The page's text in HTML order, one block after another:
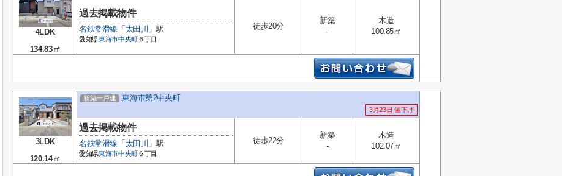
4LDK
134.83㎡
過去掲載物件
名鉄常滑線 「 太田川 」駅
愛知県東海市中央町 ６丁目
徒歩20分
新築
-
木造
100.85㎡
3LDK
120.14㎡
新築一戸建 東海市第2中央町
3月23日 値下げ
過去掲載物件
名鉄常滑線 「 太田川 」駅
愛知県東海市中央町 ６丁目
徒歩22分
新築
-
木造
102.07㎡